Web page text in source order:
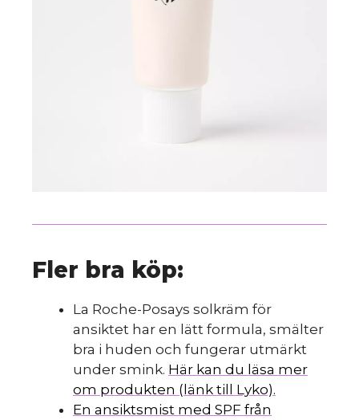
Fler bra köp:
La Roche-Posays solkräm för
ansiktet har en lätt formula, smälter
bra i huden och fungerar utmärkt
under smink. Här kan du läsa mer
om produkten (länk till Lyko).
En ansiktsmist med SPF från